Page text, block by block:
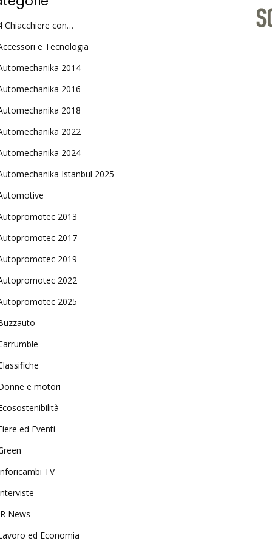
Chiacchiere con…
e Tecnologia
2014
2016
2018
2022
2024
Istanbul 2025
2013
2017
2019
2022
2025
e motori
ed Eventi
TV
News
ed Economia